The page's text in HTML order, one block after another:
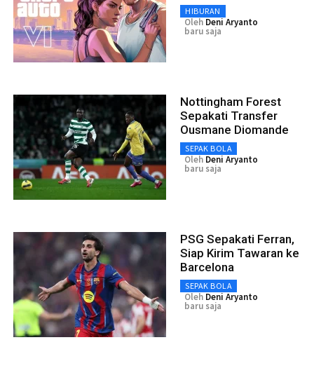
HIBURAN
Oleh Deni Aryanto
baru saja
Nottingham Forest
Sepakati Transfer
Ousmane Diomande
SEPAK BOLA
Oleh Deni Aryanto
baru saja
PSG Sepakati Ferran,
Siap Kirim Tawaran ke
Barcelona
SEPAK BOLA
Oleh Deni Aryanto
baru saja